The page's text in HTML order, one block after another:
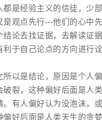
都是经验主义的信徒，少
是观点先行---他们的心中
结论去找证据，去解读证
于自己论点的方向进行诠
所以是结论，原因是个人
破裂，这种偏好后面是人
。有人偏好认为没泡沫，
偏好后面是人类天生的贪